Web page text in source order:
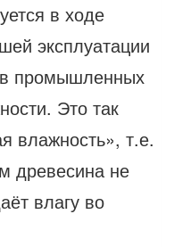
в ходе
эксплуатации
промышленных
Это так
влажность», т.е.
древесина не
влагу во